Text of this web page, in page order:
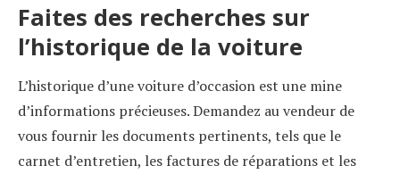
Faites des recherches sur
l’historique de la voiture
L’historique d’une voiture d’occasion est une mine
d’informations précieuses. Demandez au vendeur de
vous fournir les documents pertinents, tels que le
carnet d’entretien, les factures de réparations et les